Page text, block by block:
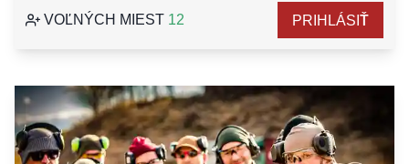
VOĽNÝCH MIEST 12 PRIHLÁSIŤ